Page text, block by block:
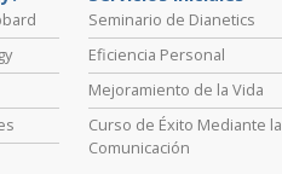
Seminario de Dianetics
Eficiencia Personal
Mejoramiento de la Vida
Curso de Éxito Mediante la
Comunicación